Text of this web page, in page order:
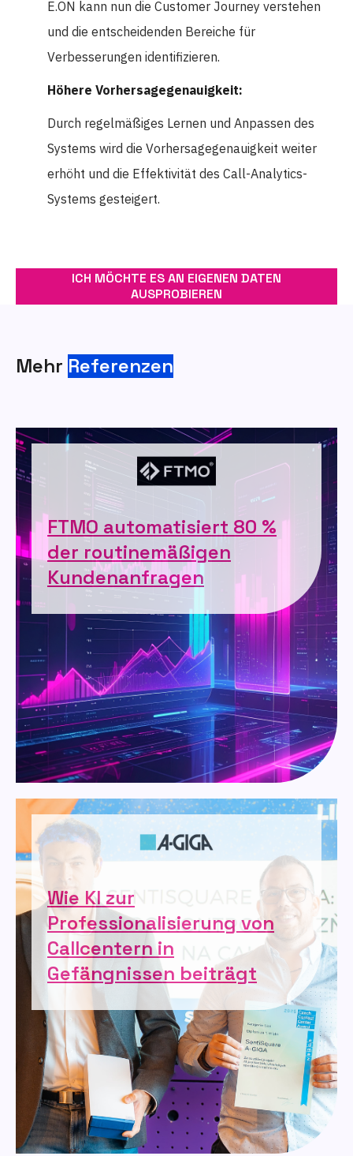
E.ON kann nun die Customer Journey verstehen
und die entscheidenden Bereiche für
Verbesserungen identifizieren.
Höhere Vorhersagegenauigkeit:
Durch regelmäßiges Lernen und Anpassen des
Systems wird die Vorhersagegenauigkeit weiter
erhöht und die Effektivität des Call-Analytics-
Systems gesteigert.
ICH MÖCHTE ES AN EIGENEN DATEN
AUSPROBIEREN
Mehr Referenzen
FTMO automatisiert 80 %
der routinemäßigen
Kundenanfragen
Wie KI zur
Professionalisierung von
Callcentern in
Gefängnissen beiträgt